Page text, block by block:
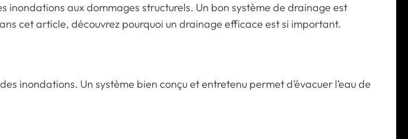
aux dommages structurels. Un bon système de drainage est
cet article, découvrez pourquoi un drainage efficace est si important.
inondations. Un système bien conçu et entretenu permet d’évacuer l’eau de